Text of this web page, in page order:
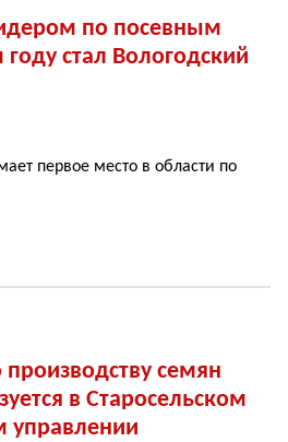
по посевным
стал Вологодский
первое место в области по
семян
в Старосельском
управлении